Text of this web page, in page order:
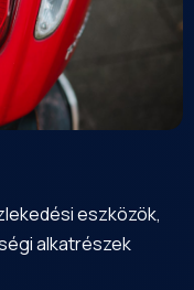
eszközök,
alkatrészek